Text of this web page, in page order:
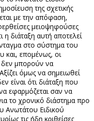
της σχετικής
με την απόφαση,
μειοψηφούσες
η διάταξη αυτή αποτελεί
στο σύστημα του
και, επομένως, οι
δεν μπορούν να
όμως να σημειωθεί
είναι ότι διάταξη που
εφαρμόζεται σαν να
το χρονικό διάστημα προ
Ανωτάτου Ειδικού
τις ήδη κριθείσες